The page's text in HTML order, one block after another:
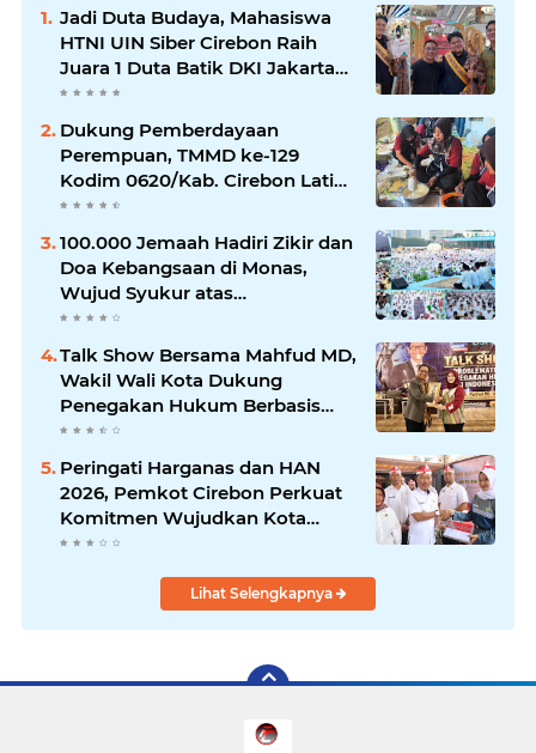
Jadi Duta Budaya, Mahasiswa
HTNI UIN Siber Cirebon Raih
Juara 1 Duta Batik DKI Jakarta
2026
Dukung Pemberdayaan
Perempuan, TMMD ke-129
Kodim 0620/Kab. Cirebon Latih
Ibu-Ibu Tata Boga
100.000 Jemaah Hadiri Zikir dan
Doa Kebangsaan di Monas,
Wujud Syukur atas
Kemerdekaan
Talk Show Bersama Mahfud MD,
Wakil Wali Kota Dukung
Penegakan Hukum Berbasis
Integritas
Peringati Harganas dan HAN
2026, Pemkot Cirebon Perkuat
Komitmen Wujudkan Kota
Layak Anak
Lihat Selengkapnya